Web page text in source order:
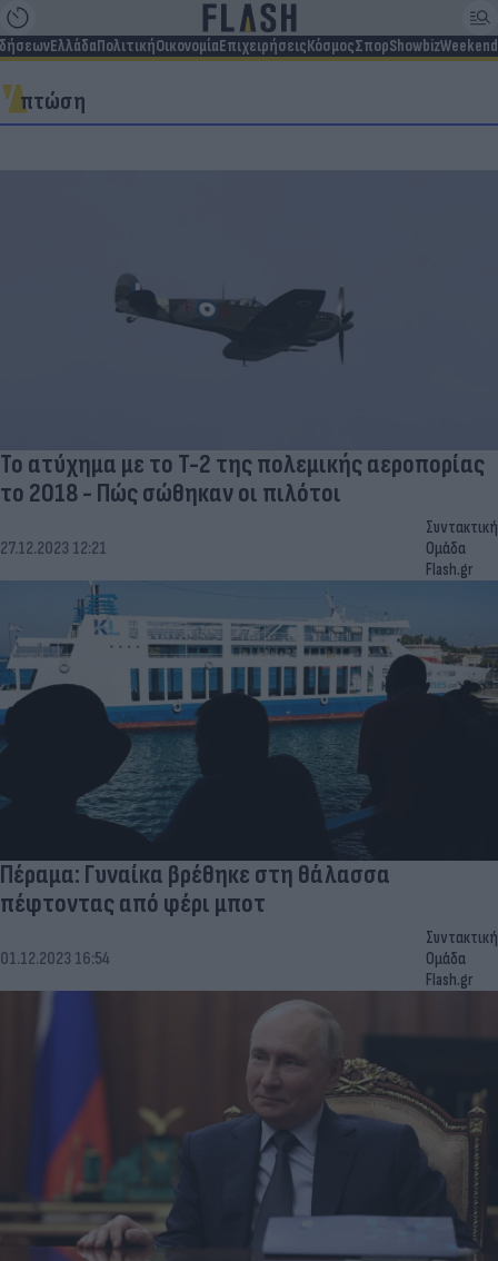
ΕλλάδαΠολιτικήΟικονομίαΕπιχειρήσειςΚόσμοςΣπορShowbizWeekend
πτώση
Το ατύχημα με το T-2 της πολεμικής αεροπορίας
το 2018 - Πώς σώθηκαν οι πιλότοι
27.12.2023 12:21
Συντακτική
Ομάδα
Flash.gr
Πέραμα: Γυναίκα βρέθηκε στη θάλασσα
πέφτοντας από φέρι μποτ
01.12.2023 16:54
Συντακτική
Ομάδα
Flash.gr